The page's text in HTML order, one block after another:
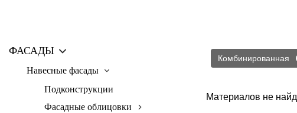
ФАСАДЫ
Навесные фасады
Подконструкции
Фасадные облицовки
Комбинированная
Материалов не